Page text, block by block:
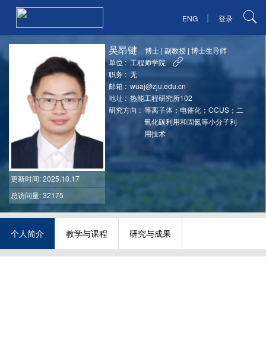
ENG | 登录
更新时间: 2025.10.17
总访问量: 32175
吴昂键 博士 |副教授 |博士生导师
单位 : 工程师学院
职务 : 无
邮箱 : wuaj@zju.edu.cn
地址 : 热能工程研究所102
研究方向 : 等离子体；电催化；CCUS；二
氧化碳利用和固氮等小分子利
用技术
个人简介 教学与课程 研究与成果